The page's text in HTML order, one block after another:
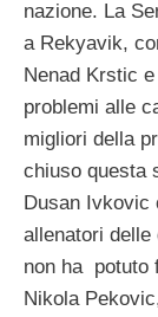
nazione. La
a Rekyavik,
Nenad Krstic
problemi alle
migliori della
chiuso questa
Dusan Ivkovic
allenatori delle
non ha potuto
Nikola